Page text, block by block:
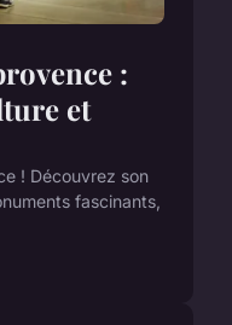
:
et
! Découvrez son
fascinants,